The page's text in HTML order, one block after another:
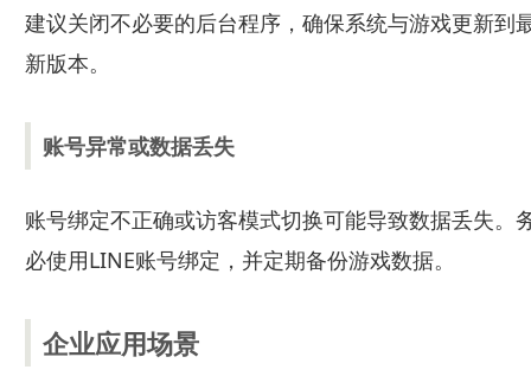
建议关闭不必要的后台程序，确保系统与游戏更新到
新版本。
账号异常或数据丢失
账号绑定不正确或访客模式切换可能导致数据丢失。
必使用LINE账号绑定，并定期备份游戏数据。
企业应用场景